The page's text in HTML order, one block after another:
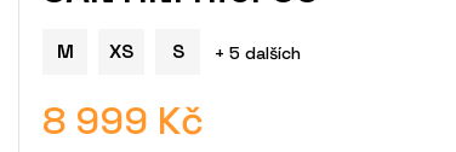
M XS S + 5 dalších
8 999 Kč